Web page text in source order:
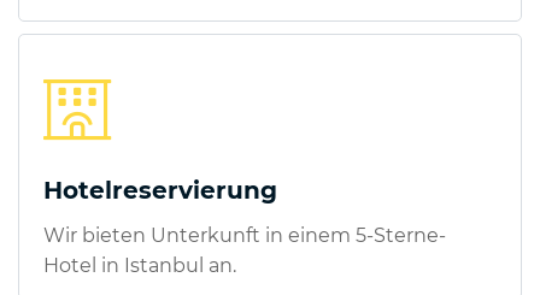
Hotelreservierung
Wir bieten Unterkunft in einem 5-Sterne-
Hotel in Istanbul an.